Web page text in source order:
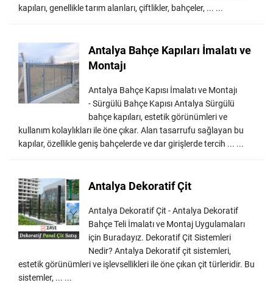
kapıları, genellikle tarım alanları, çiftlikler, bahçeler, ... ...
Antalya Bahçe Kapıları İmalatı ve
Montajı
Antalya Bahçe Kapısı İmalatı ve Montajı
- Sürgülü Bahçe Kapısı Antalya Sürgülü
bahçe kapıları, estetik görünümleri ve
kullanım kolaylıkları ile öne çıkar. Alan tasarrufu sağlayan bu
kapılar, özellikle geniş bahçelerde ve dar girişlerde tercih ... ...
Antalya Dekoratif Çit
Antalya Dekoratif Çit - Antalya Dekoratif
Bahçe Teli İmalatı ve Montaj Uygulamaları
için Buradayız. Dekoratif Çit Sistemleri
Nedir? Antalya Dekoratif çit sistemleri,
estetik görünümleri ve işlevsellikleri ile öne çıkan çit türleridir. Bu
sistemler, ... ...